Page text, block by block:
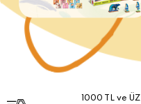
1000 TL ve